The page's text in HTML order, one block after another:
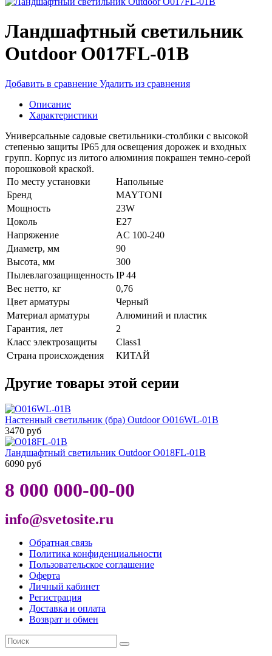
Ландшафтный светильник
Outdoor O017FL-01B
Добавить в сравнение Удалить из сравнения
Описание
Характеристики
Универсальные садовые светильники-столбики с высокой
степенью защиты IP65 для освещения дорожек и входных
групп. Корпус из литого алюминия покрашен темно-серой
порошковой краской.
По месту установки
Напольные
Бренд
MAYTONI
Мощность
23W
Цоколь
E27
Напряжение
AC 100-240
Диаметр, мм
90
Высота, мм
300
Пылевлагозащищенность IP 44
Вес нетто, кг
0,76
Цвет арматуры
Черный
Материал арматуры
Алюминий и пластик
Гарантия, лет
2
Класс электрозащиты
Class1
Страна происхождения
КИТАЙ
Другие товары этой серии
Настенный светильник (бра) Outdoor O016WL-01B
3470 руб
Ландшафтный светильник Outdoor O018FL-01B
6090 руб
8 000 000-00-00
info@svetosite.ru
Обратная связь
Политика конфиденциальности
Пользовательское соглашение
Оферта
Личный кабинет
Регистрация
Доставка и оплата
Возврат и обмен